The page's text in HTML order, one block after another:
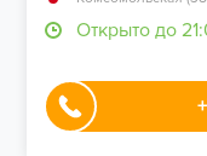
Открыто до